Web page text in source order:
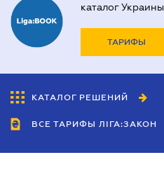
каталог Украины
ТАРИФЫ
КАТАЛОГ РЕШЕНИЙ
ВСЕ ТАРИФЫ ЛІГА:ЗАКОН